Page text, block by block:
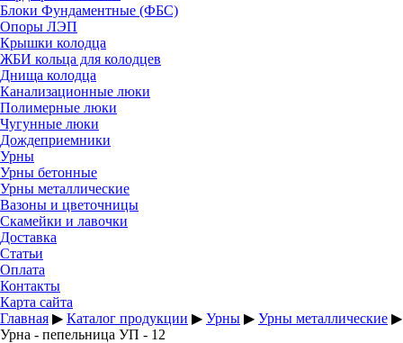
Блоки Фундаментные (ФБС)
Опоры ЛЭП
Крышки колодца
ЖБИ кольца для колодцев
Днища колодца
Канализационные люки
Полимерные люки
Чугунные люки
Дождеприемники
Урны
Урны бетонные
Урны металлические
Вазоны и цветочницы
Скамейки и лавочки
Доставка
Статьи
Оплата
Контакты
Карта сайта
Главная ▶ Каталог продукции ▶ Урны ▶ Урны металлические ▶
Урна - пепельница УП - 12